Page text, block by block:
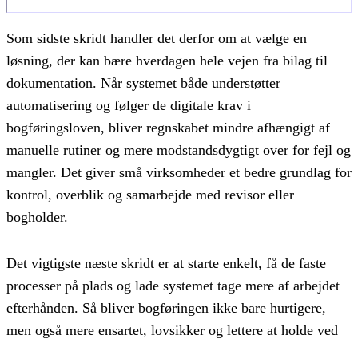
Som sidste skridt handler det derfor om at vælge en
løsning, der kan bære hverdagen hele vejen fra bilag til
dokumentation. Når systemet både understøtter
automatisering og følger de digitale krav i
bogføringsloven, bliver regnskabet mindre afhængigt af
manuelle rutiner og mere modstandsdygtigt over for fejl og
mangler. Det giver små virksomheder et bedre grundlag for
kontrol, overblik og samarbejde med revisor eller
bogholder.
Det vigtigste næste skridt er at starte enkelt, få de faste
processer på plads og lade systemet tage mere af arbejdet
efterhånden. Så bliver bogføringen ikke bare hurtigere,
men også mere ensartet, lovsikker og lettere at holde ved